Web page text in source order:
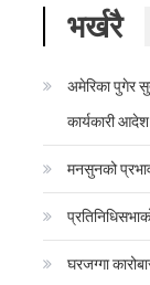
भर्खरै
अमेरिका पुगेर
कार्यकारी आदेश
मनसुनको
घरजग्गा